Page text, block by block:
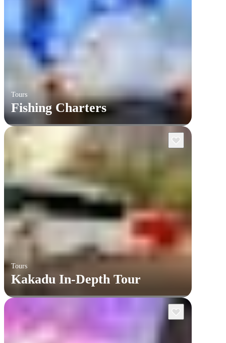
Tours
Fishing Charters
Tours
Kakadu In-Depth Tour